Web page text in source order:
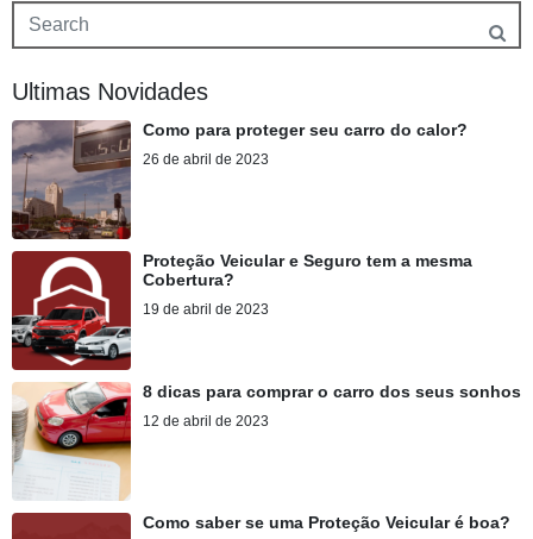
Ultimas Novidades
Como para proteger seu carro do calor?
26 de abril de 2023
Proteção Veicular e Seguro tem a mesma
Cobertura?
19 de abril de 2023
8 dicas para comprar o carro dos seus sonhos
12 de abril de 2023
Como saber se uma Proteção Veicular é boa?